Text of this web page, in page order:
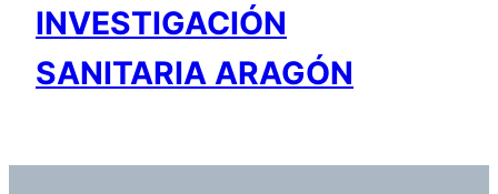
INVESTIGACIÓN
SANITARIA ARAGÓN